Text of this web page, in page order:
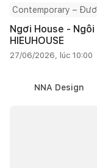
Contemporary –
Ngơi House -
HIEUHOUSE
27/06/2026, lúc 10:00
NNA Design